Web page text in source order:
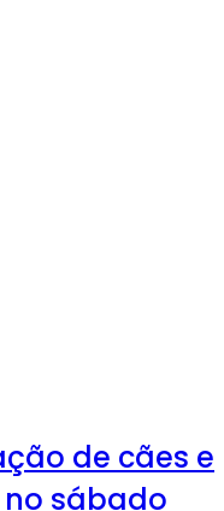
de cães e
sábado